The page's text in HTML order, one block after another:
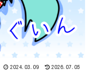
2024.03.09 2026.07.05